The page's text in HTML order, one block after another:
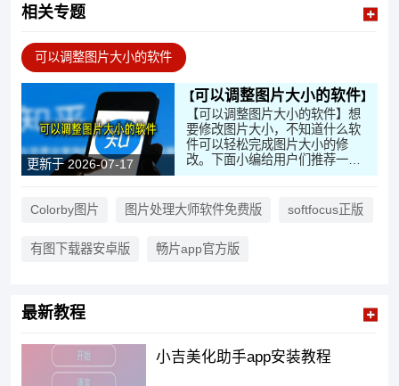
相关专题
可以调整图片大小的软件
更新于 2026-07-17
可以调整图片大小的软件
【可以调整图片大小的软件】想
要修改图片大小，不知道什么软
件可以轻松完成图片大小的修
改。下面小编给用户们推荐一些
免费软件，在这里可以直接根据
件的操作简单，需要快来这里下
载试试吧！
Colorby图片 图片处理大师软件免费版 softfocus正版
有图下载器安卓版 畅片app官方版
最新教程
小吉美化助手app安装教程